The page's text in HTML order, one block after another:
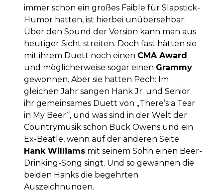
immer schon ein großes Faible für Slapstick-
Humor hatten, ist hierbei unübersehbar.
Über den Sound der Version kann man aus
heutiger Sicht streiten. Doch fast hätten sie
mit ihrem Duett noch einen CMA Award
und möglicherweise sogar einen Grammy
gewonnen. Aber sie hatten Pech: Im
gleichen Jahr sangen Hank Jr. und Senior
ihr gemeinsames Duett von „There’s a Tear
in My Beer“, und was sind in der Welt der
Countrymusik schon Buck Owens und ein
Ex-Beatle, wenn auf der anderen Seite
Hank Williams mit seinem Sohn einen Beer-
Drinking-Song singt. Und so gewannen die
beiden Hanks die begehrten
Auszeichnungen.